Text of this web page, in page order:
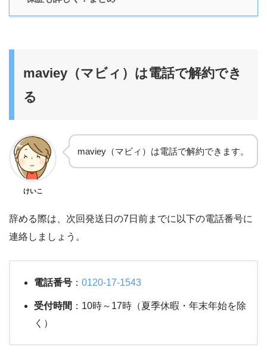
maviey（マビィ）は電話で解約でき
る
けいこ
maviey（マビィ）は電話で解約できます。
辞める際は、次回発送日の7日前までに以下の電話番号に
連絡しましょう。
電話番号 ： 0120-17-1543
受付時間 ：10時～17時（夏季休暇・年末年始を除
く）